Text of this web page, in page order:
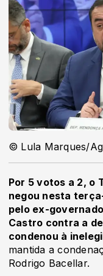
© Lula Marques/
Por 5 votos a 2, o
negou nesta
pelo ex-
Castro contra a
condenou à
mantida a
Rodrigo Bacellar.